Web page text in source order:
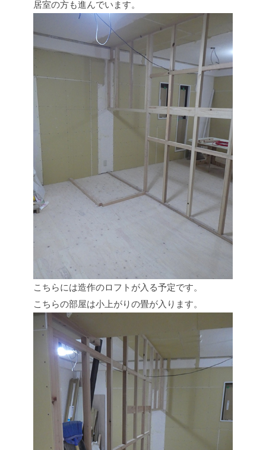
居室の方も進んでいます。
こちらには造作のロフトが入る予定です。
こちらの部屋は小上がりの畳が入ります。